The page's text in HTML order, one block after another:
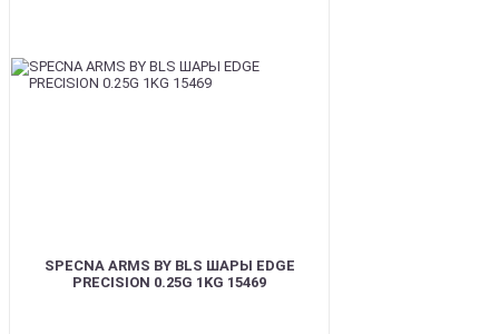
SPECNA ARMS BY BLS ШАРЫ EDGE
PRECISION 0.25G 1KG 15469